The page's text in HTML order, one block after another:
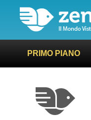
PRIMO PIANO